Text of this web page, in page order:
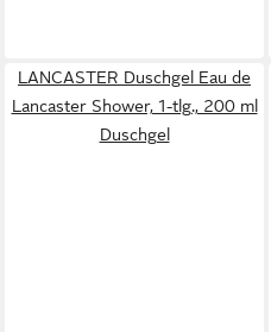
LANCASTER Duschgel Eau de
Lancaster Shower, 1-tlg., 200 ml
Duschgel